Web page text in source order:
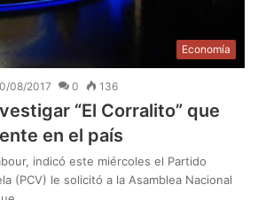
Economía
08/2017 0 136
“El Corralito” que
en el país
indicó este miércoles el Partido
(PCV) le solicitó a la Asamblea Nacional